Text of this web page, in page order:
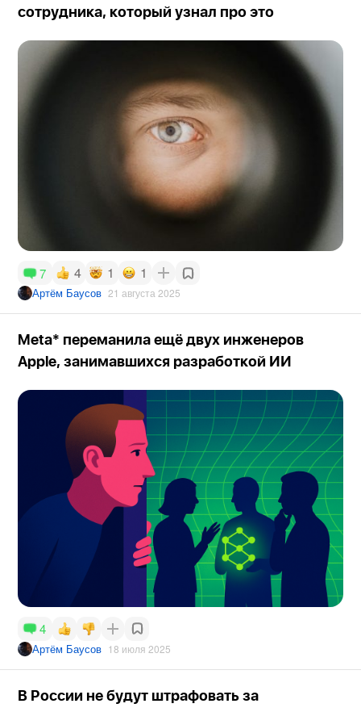
сотрудника, который узнал про это
7 4 1 1
Артём Баусов 21 августа 2025
Meta* переманила ещё двух инженеров
Apple, занимавшихся разработкой ИИ
4
Артём Баусов 18 июля 2025
В России не будут штрафовать за